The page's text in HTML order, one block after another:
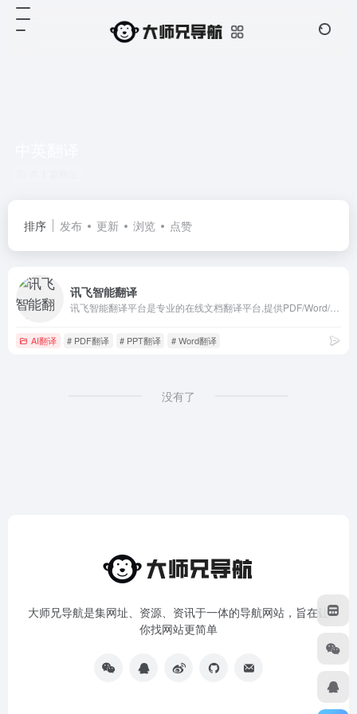
排序 发布 更新 浏览 点赞
讯飞智能翻译
讯飞智能翻译平台是专业的在线文档翻译平台,提供PDF/Word/Excel/PPT文件翻译、图片识别翻译、在线翻译等服务,支持22种文档格式以及60多种语种和中文互译,译文结果高度还原原文样式排版。涵盖期刊论文、法律、金融、计算机、能源、体育、医疗等多个领域翻译，翻译更精准。
AI翻译 # PDF翻译 # PPT翻译 # Word翻译
没有了
大师兄导航是集网址、资源、资讯于一体的导航网站，旨在让
你找网站更简单